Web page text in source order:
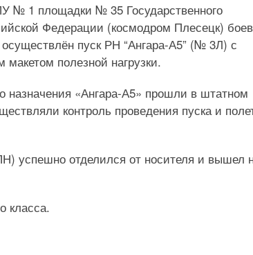
№ 1 площадки № 35 Государственного
Федерации (космодром Плесецк)
пуск РН “Ангара-А5” (№ 3Л) с
полезной нагрузки.
назначения «Ангара-А5» прошли в штатном
контроль проведения пуска и
успешно отделился от носителя и вышел
класса.